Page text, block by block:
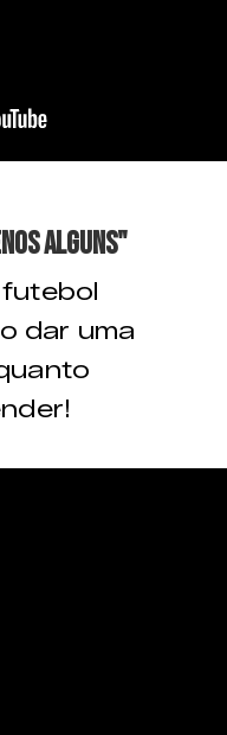
alguns"
futebol
dar uma